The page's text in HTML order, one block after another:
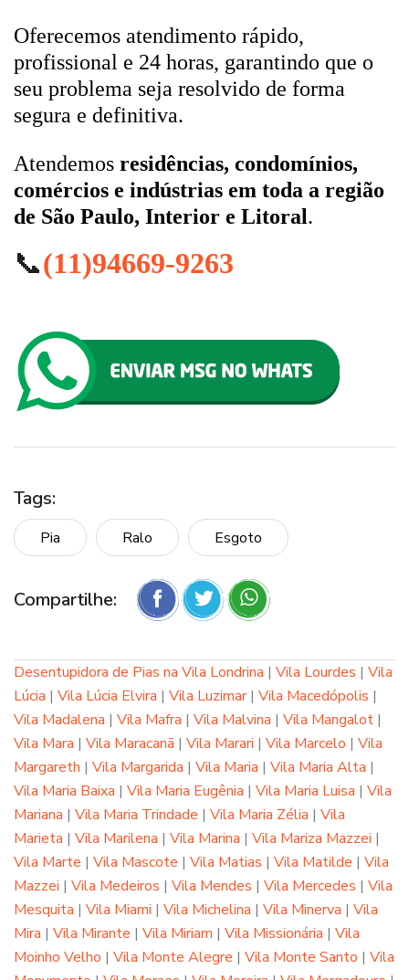
Oferecemos atendimento rápido,
profissional e 24 horas, garantindo que o
seu problema seja resolvido de forma
segura e definitiva.
Atendemos residências, condomínios,
comércios e indústrias em toda a região
de São Paulo, Interior e Litoral.
📞(11)94669-9263
Tags:
Pia Ralo Esgoto
Compartilhe:
Desentupidora de Pias na Vila Londrina | Vila Lourdes | Vila
Lúcia | Vila Lúcia Elvira | Vila Luzimar| Vila Macedópolis |
Vila Madalena | Vila Mafra | Vila Malvina | Vila Mangalot |
Vila Mara | Vila Maracanã | Vila Marari | Vila Marcelo | Vila
Margareth | Vila Margarida | Vila Maria | Vila Maria Alta |
Vila Maria Baixa | Vila Maria Eugênia | Vila Maria Luisa | Vila
Mariana | Vila Maria Trindade | Vila Maria Zélia | Vila
Marieta | Vila Marilena | Vila Marina | Vila Mariza Mazzei |
Vila Marte | Vila Mascote | Vila Matias | Vila Matilde | Vila
Mazzei | Vila Medeiros | Vila Mendes | Vila Mercedes | Vila
Mesquita | Vila Miami | Vila Michelina | Vila Minerva | Vila
Mira | Vila Mirante | Vila Miriam | Vila Missionária | Vila
Moinho Velho | Vila Monte Alegre | Vila Monte Santo | Vila